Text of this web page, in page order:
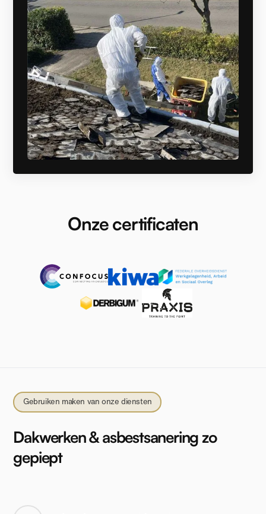
Onze certificaten
Gebruiken maken van onze diensten
Dakwerken & asbestsanering zo
gepiept